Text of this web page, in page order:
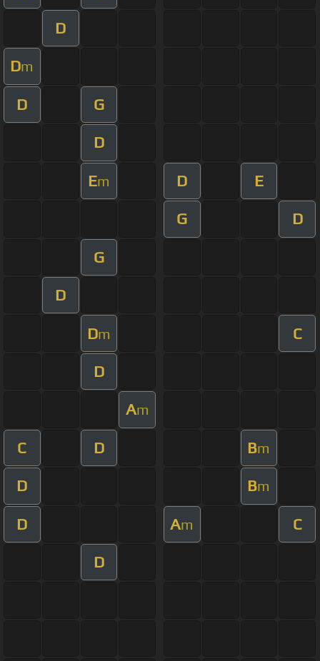
D
Dm
D G
D
Em D E
G D
G
D
Dm C
D
Am
C D Bm
D Bm
D Am C
D